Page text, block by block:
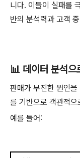
니다. 이들이 실패를
반의 분석력과 고객
📊 데이터 분석으
판매가 부진한 원인
를 기반으로 객관적으
예를 들어: